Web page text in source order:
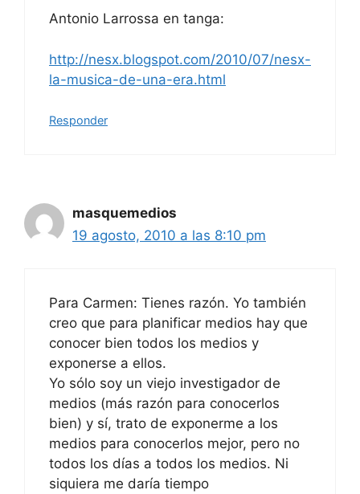
Antonio Larrossa en tanga:
http://nesx.blogspot.com/2010/07/nesx-
la-musica-de-una-era.html
Responder
masquemedios
19 agosto, 2010 a las 8:10 pm
Para Carmen: Tienes razón. Yo también
creo que para planificar medios hay que
conocer bien todos los medios y
exponerse a ellos.
Yo sólo soy un viejo investigador de
medios (más razón para conocerlos
bien) y sí, trato de exponerme a los
medios para conocerlos mejor, pero no
todos los días a todos los medios. Ni
siquiera me daría tiempo